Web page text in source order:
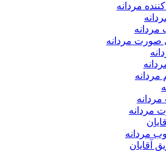
مردانه
مردانه
مردانه
مردانه
آقایان